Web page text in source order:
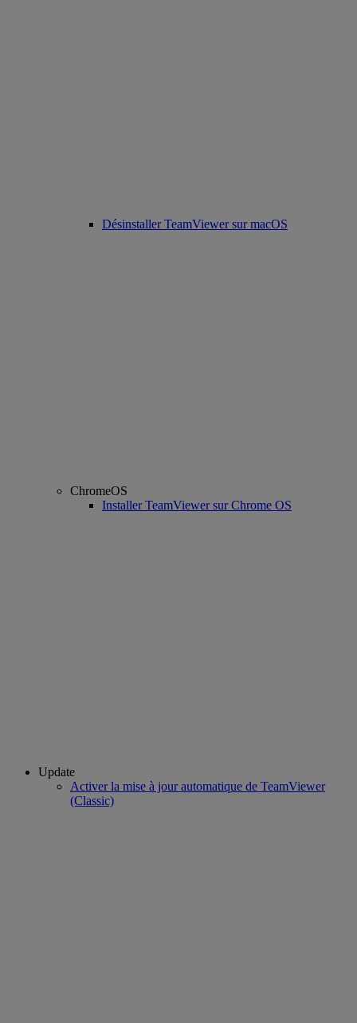
Désinstaller TeamViewer sur macOS
ChromeOS
Installer TeamViewer sur Chrome OS
Update
Activer la mise à jour automatique de TeamViewer
(Classic)